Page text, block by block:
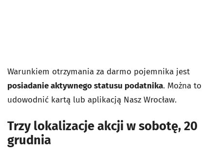
Warunkiem otrzymania za darmo pojemnika jest
posiadanie aktywnego statusu podatnika. Można to
udowodnić kartą lub aplikacją Nasz Wrocław.
Trzy lokalizacje akcji w sobotę, 20
grudnia